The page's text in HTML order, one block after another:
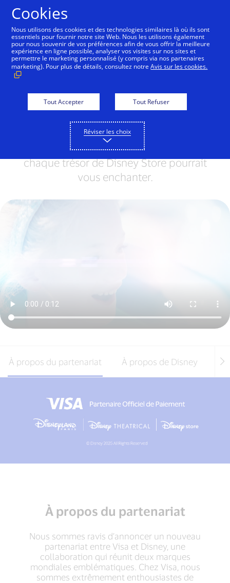
Un autre monde vous
attend
Préparez-vous à vivre une parenthèse
magique, loin du quotidien. Découvrez
un monde extraordinaire où chaque
rencontre à Disneyland® Paris, chaque
spectacle du Disney Theatre Group, et
chaque trésor de Disney Store pourrait
vous enchanter.
À propos du partenariat À propos de Disney
À propos du partenariat
Nous sommes ravis d’annoncer un nouveau
partenariat entre Visa et Disney, une
collaboration qui réunit deux marques
mondiales emblématiques. Chez Visa, nous
sommes extrêmement enthousiastes de
Cookies
Nous utilisons des cookies et des technologies similaires là où ils sont
essentiels pour fournir notre site Web. Nous les utilisons également
pour nous souvenir de vos préférences afin de vous offrir la meilleure
expérience en ligne possible, analyser vos visites sur nos sites et
permettre le marketing personnalisé (y compris via nos partenaires
marketing). Pour plus de détails, consultez notreAvis sur les cookies.
Tout Accepter Tout Refuser
Réviser les choix